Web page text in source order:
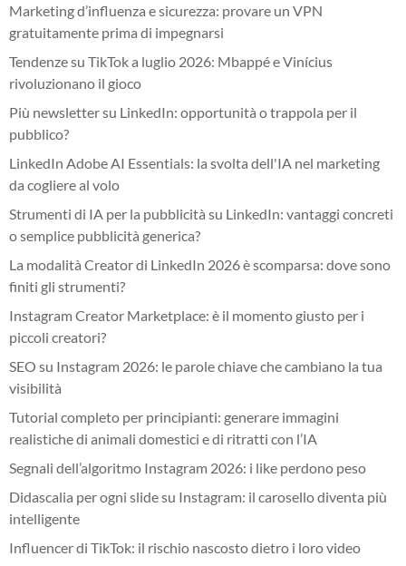
Marketing d’influenza e sicurezza: provare un VPN
gratuitamente prima di impegnarsi
Tendenze su TikTok a luglio 2026: Mbappé e Vinícius
rivoluzionano il gioco
Più newsletter su LinkedIn: opportunità o trappola per il
pubblico?
LinkedIn Adobe AI Essentials: la svolta dell'IA nel marketing
da cogliere al volo
Strumenti di IA per la pubblicità su LinkedIn: vantaggi concreti
o semplice pubblicità generica?
La modalità Creator di LinkedIn 2026 è scomparsa: dove sono
finiti gli strumenti?
Instagram Creator Marketplace: è il momento giusto per i
piccoli creatori?
SEO su Instagram 2026: le parole chiave che cambiano la tua
visibilità
Tutorial completo per principianti: generare immagini
realistiche di animali domestici e di ritratti con l’IA
Segnali dell’algoritmo Instagram 2026: i like perdono peso
Didascalia per ogni slide su Instagram: il carosello diventa più
intelligente
Influencer di TikTok: il rischio nascosto dietro i loro video